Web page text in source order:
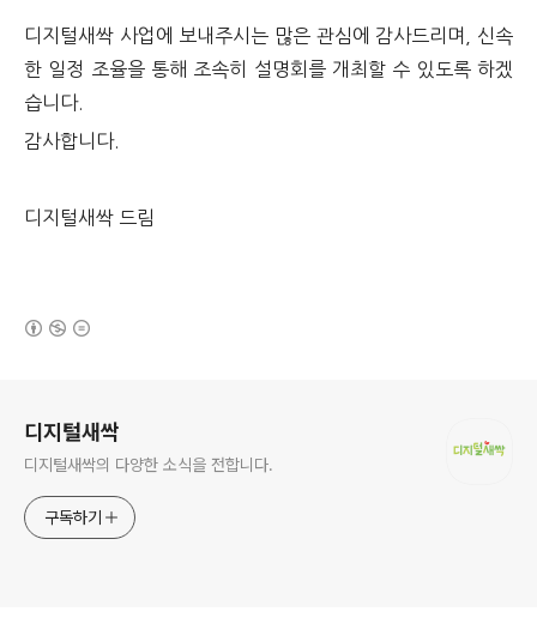
디지털새싹 사업에 보내주시는 많은 관심에 감사드리며, 신속
한 일정 조율을 통해 조속히 설명회를 개최할 수 있도록 하겠
습니다.
감사합니다.
디지털새싹 드림
디지털새싹
디지털새싹의 다양한 소식을 전합니다.
구독하기